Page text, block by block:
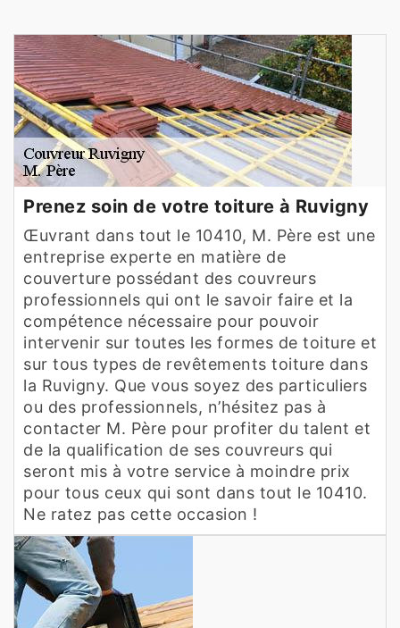
Prenez soin de votre toiture à Ruvigny
Œuvrant dans tout le 10410, M. Père est une
entreprise experte en matière de
couverture possédant des couvreurs
professionnels qui ont le savoir faire et la
compétence nécessaire pour pouvoir
intervenir sur toutes les formes de toiture et
sur tous types de revêtements toiture dans
la Ruvigny. Que vous soyez des particuliers
ou des professionnels, n’hésitez pas à
contacter M. Père pour profiter du talent et
de la qualification de ses couvreurs qui
seront mis à votre service à moindre prix
pour tous ceux qui sont dans tout le 10410.
Ne ratez pas cette occasion !